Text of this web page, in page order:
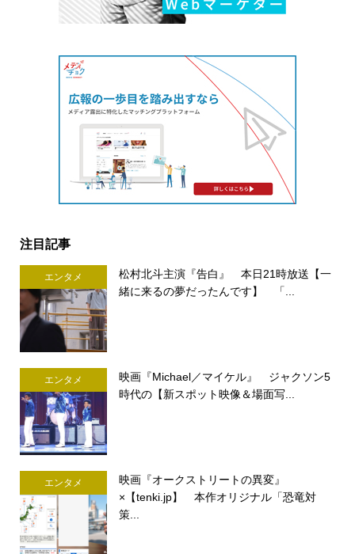
注目記事
エンタメ
松村北斗主演『告白』 本日21時放送【一
緒に来るの夢だったんです】 「...
エンタメ
映画『Michael／マイケル』 ジャクソン5
時代の【新スポット映像＆場面写...
エンタメ
映画『オークストリートの異変』
×【tenki.jp】 本作オリジナル「恐竜対
策...